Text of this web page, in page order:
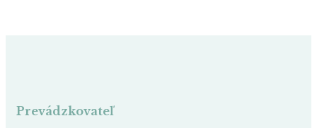
Prevádzkovateľ